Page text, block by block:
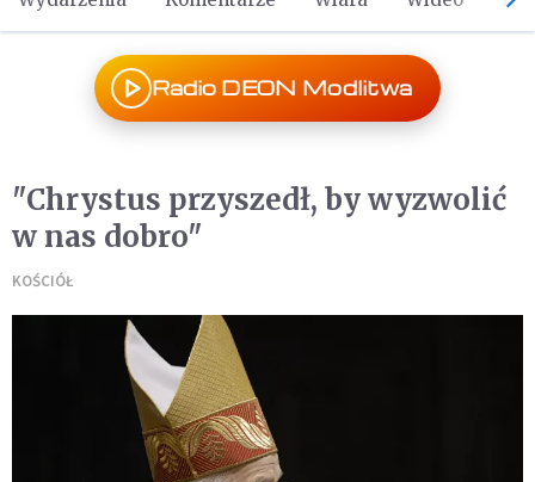
Radio DEON Modlitwa
"Chrystus przyszedł, by wyzwolić
w nas dobro"
KOŚCIÓŁ